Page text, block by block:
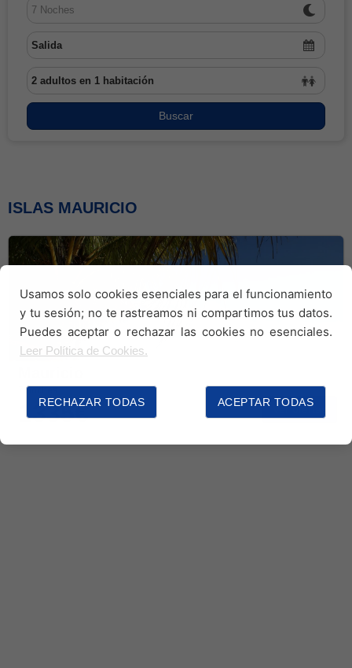
PANEL DE CLIENTES
Usamos solo cookies esenciales para el funcionamiento
y tu sesión; no te rastreamos ni compartimos tus datos.
Puedes aceptar o rechazar las cookies no esenciales.
Leer Política de Cookies.
RECHAZAR TODAS ACEPTAR TODAS
Buscar
ISLAS MAURICIO
7 noches
1335€ Ver ofertas